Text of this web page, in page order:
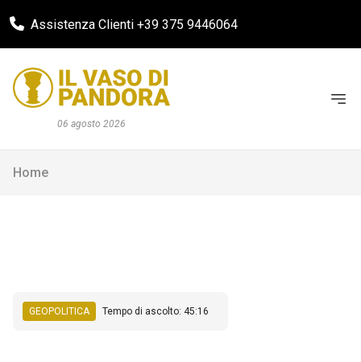
Assistenza Clienti +39 375 9446064
06 agosto 2026
Home
GEOPOLITICA Tempo di ascolto: 45:16